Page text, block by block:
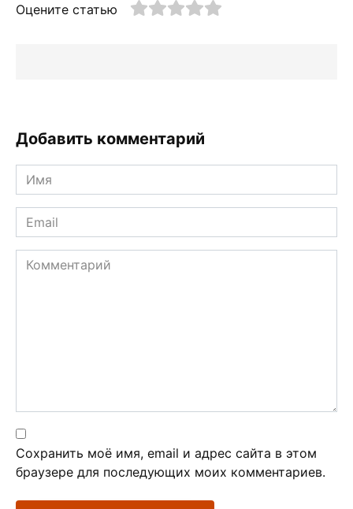
Оцените статью
Добавить комментарий
Имя
*
Email
*
Комментарий
Сохранить моё имя, email и адрес сайта в этом
браузере для последующих моих комментариев.